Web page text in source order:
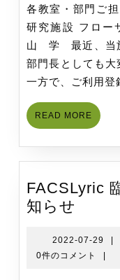
の
ご
利
用
に
つ
い
て
（ご
利
用
頂
け
ま
各教室・部門ご担当者各位 大学院医学研究科共同
研究施設 フロ
山 学 最近、当
部門長としても
一方で、ご利用
READ MORE READ
MORE
FACSLyric
知らせ
時
メ
2022-07-29 |
0件のコメント
|